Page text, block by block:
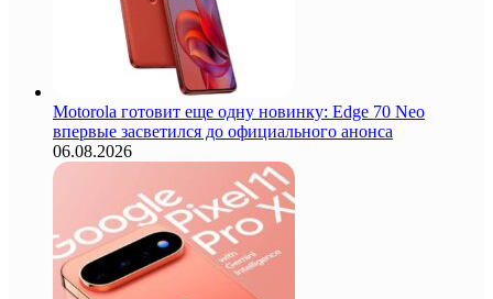
Motorola готовит еще одну новинку: Edge 70 Neo
впервые засветился до официального анонса
06.08.2026